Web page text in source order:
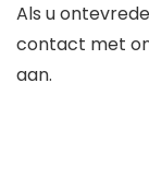
Als u
contact met
aan.